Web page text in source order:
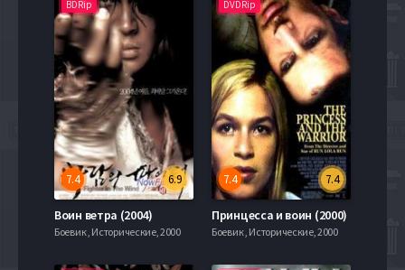
BDRip
6.9
7.4
Воин ветра (2004)
Боевик , Исторические, 2000
DVDRip
7.4
7.4
Принцесса и воин (2000)
Боевик , Исторические, 2000